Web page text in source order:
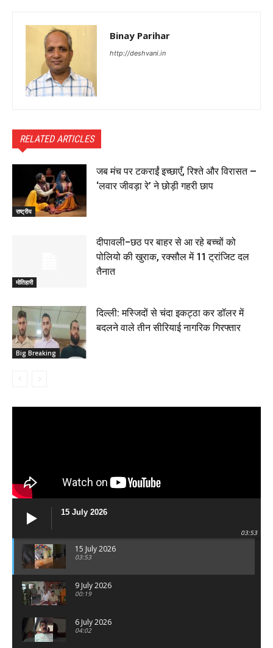
Binay Parihar
http://deshvani.in
RELATED ARTICLES
राष्ट्रीय
जब मंच पर टकराईं इच्छाएँ, रिश्ते और विरासत —
‘लवार जीवड़ा रे’ ने छोड़ी गहरी छाप
मोतिहारी
दीपावली–छठ पर बाहर से आ रहे बच्चों को
पोलियो की खुराक, रक्सौल में 11 ट्रांजिट दल
तैनात
Big Breaking
दिल्ली: मस्जिदों से चंदा इकट्ठा कर डॉलर में
बदलने वाले तीन सीरियाई नागरिक गिरफ्तार
15 July 2026
03:53
15 July 2026
03:53
9 July 2026
00:19
6 July 2026
04:02